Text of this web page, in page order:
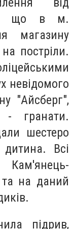
що в м.
магазину
постріли.
невідомого
"Айсберг",
- гранати.
шестеро
Всі
Кам'янець-
та на даний
підрив,